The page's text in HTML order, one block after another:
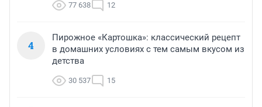
77 638 12
4
Пирожное «Картошка»: классический рецепт
в домашних условиях с тем самым вкусом из
детства
30 537 15